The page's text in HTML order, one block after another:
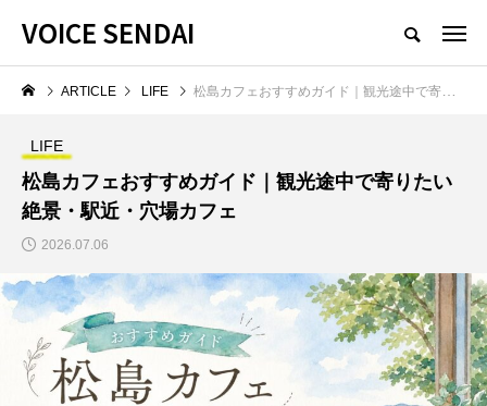
VOICE SENDAI
ARTICLE LIFE 松島カフェおすすめガイド｜観光途中で寄りたい絶景・駅近・穴場カフェ
LIFE
松島カフェおすすめガイド｜観光途中で寄りたい
絶景・駅近・穴場カフェ
2026.07.06